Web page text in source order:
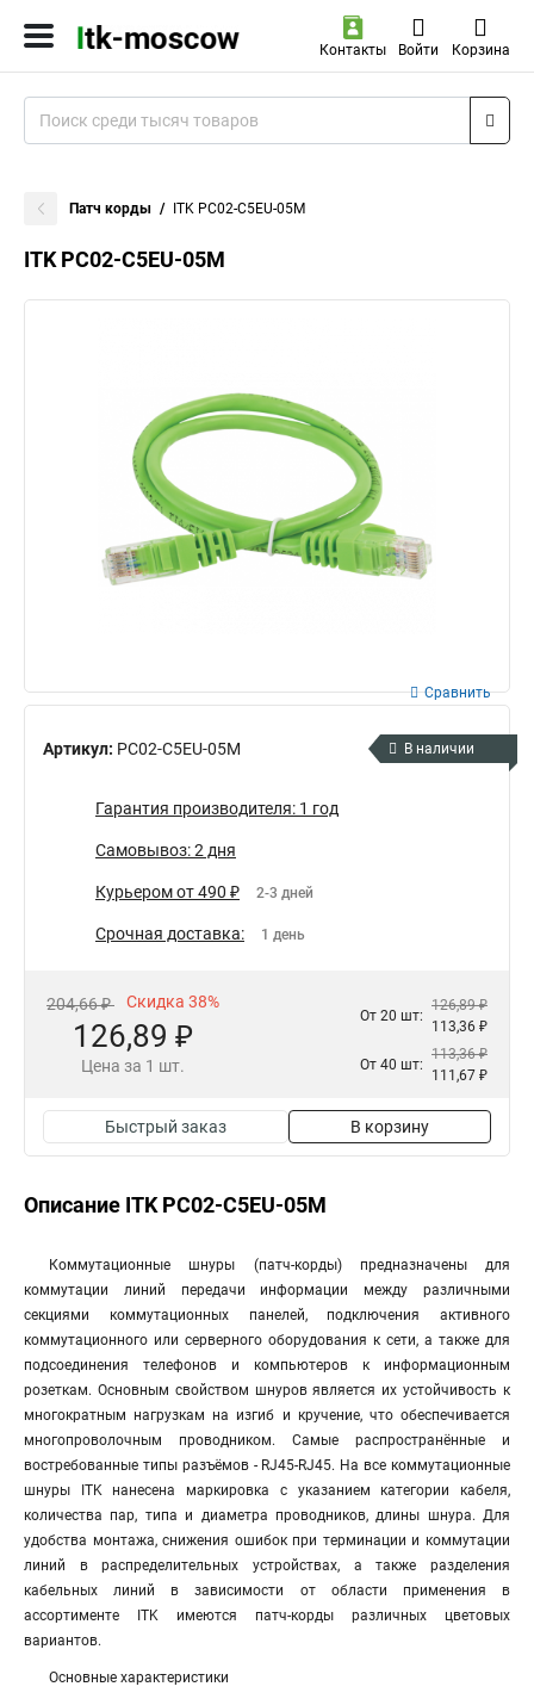
Контакты Войти Корзина
Патч корды ITK PC02-C5EU-05M
ITK PC02-C5EU-05M
Артикул: PC02-C5EU-05M
Сравнить
В наличии
Гарантия производителя: 1 год
Самовывоз: 2 дня
Курьером от 490 ₽ 2-3 дней
Срочная доставка: 1 день
204,66 ₽ Скидка 38%
126,89 ₽
Цена за 1 шт.
От 20 шт:
126,89 ₽
113,36 ₽
От 40 шт:
113,36 ₽
111,67 ₽
Быстрый заказ В корзину
Описание ITK PC02-C5EU-05M
Коммутационные шнуры (патч-корды) предназначены для
коммутации линий передачи информации между различными
секциями коммутационных панелей, подключения активного
коммутационного или серверного оборудования к сети, а также для
подсоединения телефонов и компьютеров к информационным
розеткам. Основным свойством шнуров является их устойчивость к
многократным нагрузкам на изгиб и кручение, что обеспечивается
многопроволочным проводником. Самые распространённые и
востребованные типы разъёмов - RJ45-RJ45. На все коммутационные
шнуры ITK нанесена маркировка с указанием категории кабеля,
количества пар, типа и диаметра проводников, длины шнура. Для
удобства монтажа, снижения ошибок при терминации и коммутации
линий в распределительных устройствах, а также разделения
кабельных линий в зависимости от области применения в
ассортименте ITK имеются патч-корды различных цветовых
вариантов.
Основные характеристики